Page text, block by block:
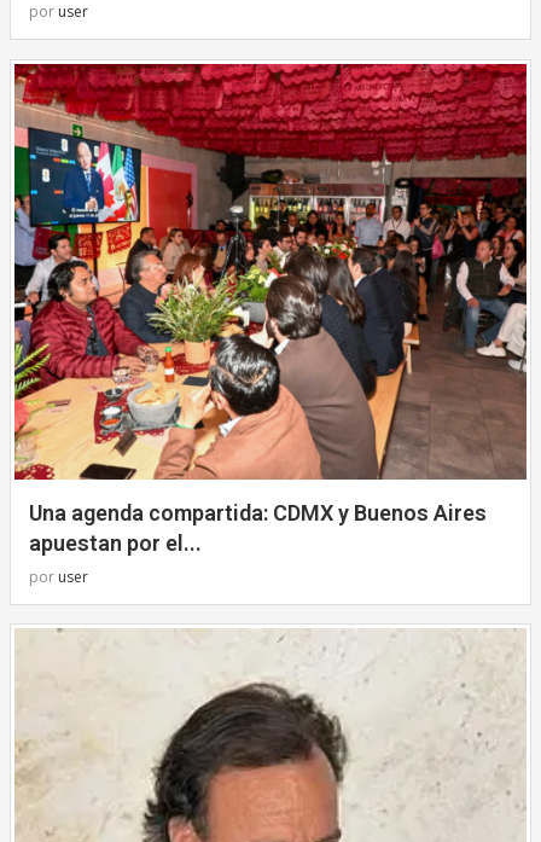
por user
Una agenda compartida: CDMX y Buenos Aires
apuestan por el...
por user